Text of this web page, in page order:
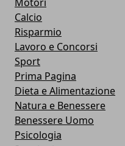
Calcio
Risparmio
Lavoro e Concorsi
Sport
Prima Pagina
Dieta e Alimentazione
Natura e Benessere
Benessere Uomo
Psicologia